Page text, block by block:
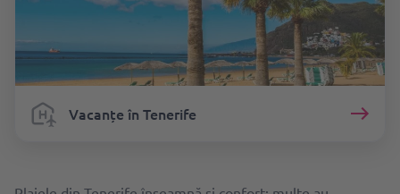
Vacanțe în Tenerife